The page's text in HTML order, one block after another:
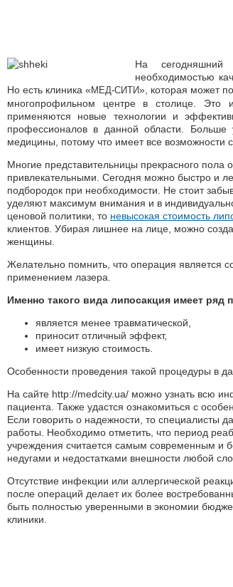
На сегодняшний
необходимостью
Но есть клиника « МЕД-СИТИ», которая может
многопрофильном центре в столице.
применяются новые технологии и
профессионалов в данной области.
медицины, потому что имеет все возможности
Многие представительницы прекрасного пола
привлекательными. Сегодня можно быстро и
подбородок при необходимости. Не стоит
уделяют максимум внимания и в
ценовой политики, то невысокая стоимость
клиентов. Убирая лишнее на лице, можно
женщины.
Желательно помнить, что операция является
применением лазера.
Именно такого вида липосакция имеет ряд
является менее травматической,
приносит отличный эффект,
имеет низкую стоимость.
Особенности проведения такой процедуры в
На сайте http://medcity.ua/ можно узнать всю
пациента. Также удастся ознакомиться с
Если говорить о надежности, то специалисты
работы. Необходимо отметить, что период
учреждения считается самым современным и
недугами и недостатками внешности любой
Отсутствие инфекции или аллергической
после операций делает их более
быть полностью уверенными в экономии
клиники.